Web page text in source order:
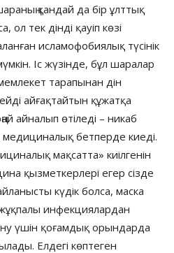
қандай да бір ұлттық
ол тек дінді қауіп көзі
исламофобиялық түсінік
Іс жүзінде, бұл шаралар
тарапынан дін
айғақтайтын құжатқа
айналып өтіледі – никаб
бетперде киеді.
мақсатта» киілгенін
қызметкерлері егер сізде
күдік болса, маска
жұқпалы инфекциялардан
үшін қоғамдық орындарда
Елдегі көптеген